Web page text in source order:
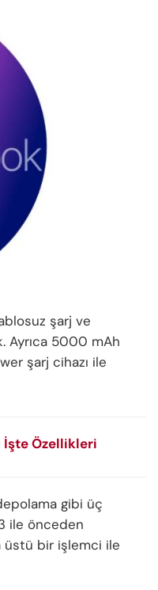
şarj ve
Ayrıca 5000 mAh
şarj cihazı ile
İşte Özellikleri
gibi üç
ile önceden
üstü bir işlemci ile